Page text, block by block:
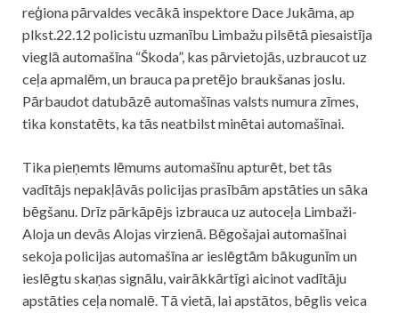
reģiona pārvaldes vecākā inspektore Dace Jukāma, ap
plkst.22.12 policistu uzmanību Limbažu pilsētā piesaistīja
vieglā automašīna “Škoda”, kas pārvietojās, uzbraucot uz
ceļa apmalēm, un brauca pa pretējo braukšanas joslu.
Pārbaudot datubāzē automašīnas valsts numura zīmes,
tika konstatēts, ka tās neatbilst minētai automašīnai.
Tika pieņemts lēmums automašīnu apturēt, bet tās
vadītājs nepakļāvās policijas prasībām apstāties un sāka
bēgšanu. Drīz pārkāpējs izbrauca uz autoceļa Limbaži-
Aloja un devās Alojas virzienā. Bēgošajai automašīnai
sekoja policijas automašīna ar ieslēgtām bākugunīm un
ieslēgtu skaņas signālu, vairākkārtīgi aicinot vadītāju
apstāties ceļa nomalē. Tā vietā, lai apstātos, bēglis veica